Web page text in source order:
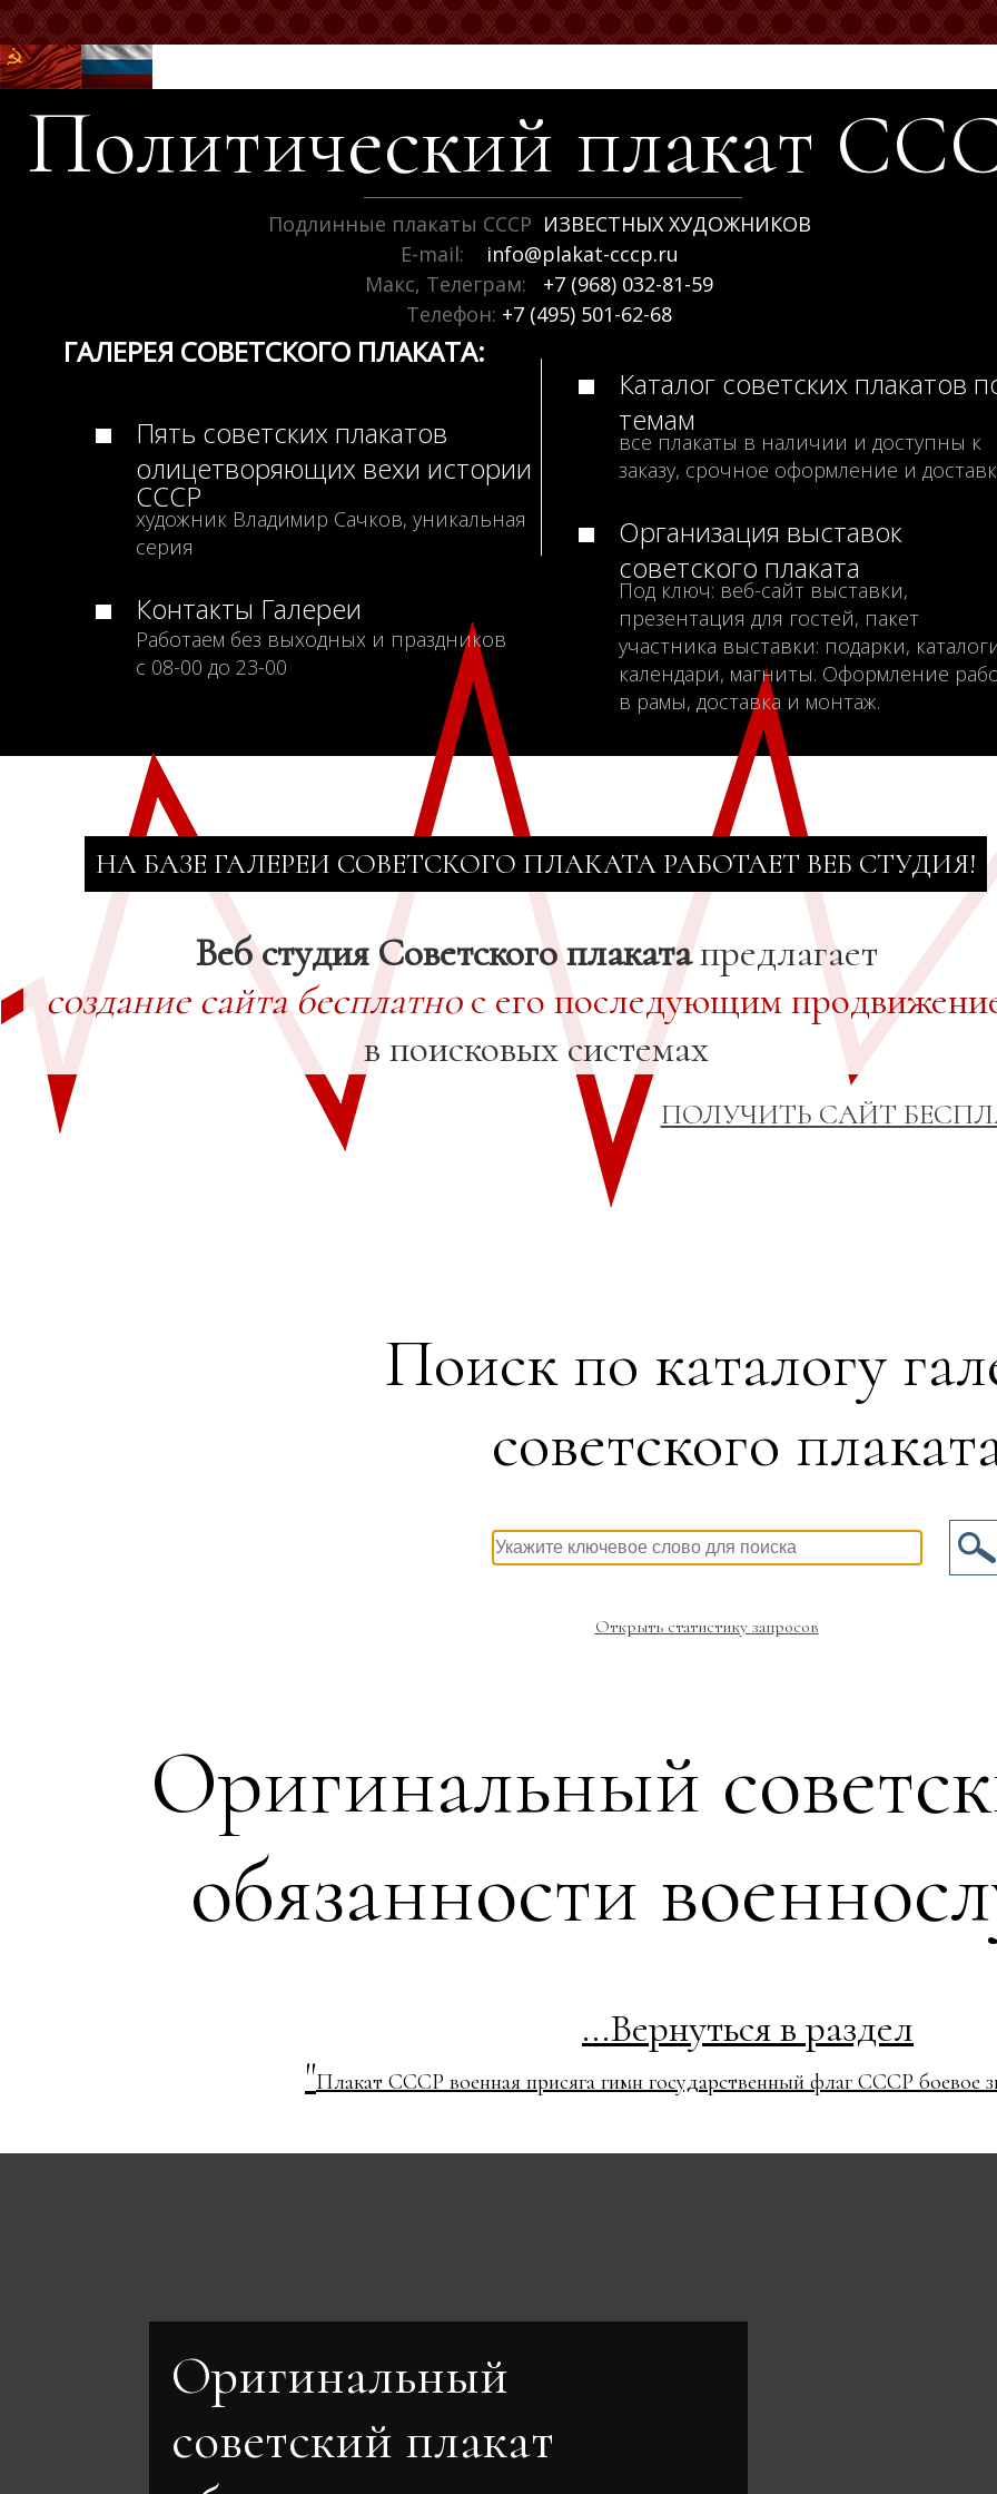
Политический плакат
Подлинные плакаты СССР ИЗВЕСТНЫХ ХУДОЖНИКОВ
E-mail:
info@plakat-cccp.ru
Макс, Телеграм:
+7 (968) 032-81-59
Телефон: +7 (495) 501-62-68
ГАЛЕРЕЯ СОВЕТСКОГО ПЛАКАТА:
Пять советских плакатов
олицетворяющих вехи истории
СССР
художник Владимир Сачков, уникальная
серия
Контакты Галереи
Работаем без выходных и праздников
с 08-00 до 23-00
Каталог советских плакатов
темам
все плакаты в наличии и доступны к
заказу, срочное оформление и
Организация выставок
советского плаката
Под ключ: веб-сайт выставки,
презентация для гостей, пакет
участника выставки: подарки,
календари, магниты. Оформление
в рамы, доставка и монтаж.
НА БАЗЕ ГАЛЕРЕИ СОВЕТСКОГО ПЛАКАТА РАБОТАЕТ ВЕБ СТУДИЯ!
Веб студия Советского плакатапредлагает
создание сайта бесплатнос его последующим
в поисковых системах
ПОЛУЧИТЬ САЙТ
Поиск по каталогу
советского
Открыть статистику запросов
Оригинальный
обязанности
...Вернуться в раздел
"Плакат СССР военная присяга гимн государственный флаг СССР боевое
Оригинальный
советский плакат